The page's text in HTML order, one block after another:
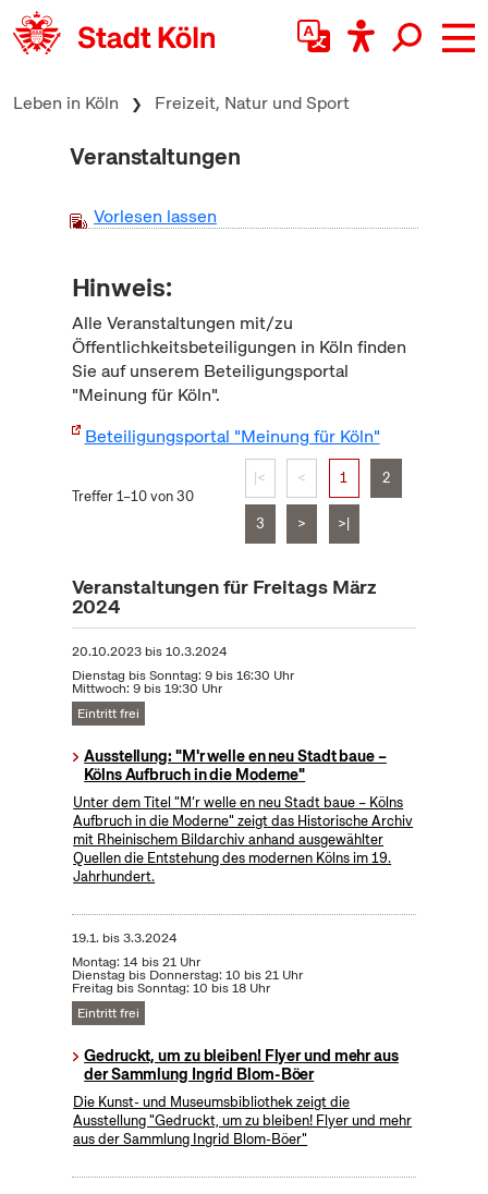
zum Inhalt springen
Leben in Köln Freizeit, Natur und Sport
Veranstaltungen
Vorlesen lassen
Hinweis:
Alle Veranstaltungen mit/zu
Öffentlichkeitsbeteiligungen in Köln finden
Sie auf unserem Beteiligungsportal
"Meinung für Köln".
Beteiligungsportal "Meinung für Köln"
Treffer 1–10 von 30
|< < 1 2
3 > >|
Veranstaltungen für Freitags März
2024
20.10.2023bis10.3.2024
Dienstag bis Sonntag: 9 bis 16:30 Uhr
Mittwoch: 9 bis 19:30 Uhr
Eintritt frei
Ausstellung: "M'r welle en neu Stadt baue –
Kölns Aufbruch in die Moderne"
Unter dem Titel "M’r welle en neu Stadt baue – Kölns
Aufbruch in die Moderne" zeigt das Historische Archiv
mit Rheinischem Bildarchiv anhand ausgewählter
Quellen die Entstehung des modernen Kölns im 19.
Jahrhundert.
19.1. bis3.3.2024
Montag: 14 bis 21 Uhr
Dienstag bis Donnerstag: 10 bis 21 Uhr
Freitag bis Sonntag: 10 bis 18 Uhr
Eintritt frei
Gedruckt, um zu bleiben! Flyer und mehr aus
der Sammlung Ingrid Blom-Böer
Die Kunst- und Museumsbibliothek zeigt die
Ausstellung "Gedruckt, um zu bleiben! Flyer und mehr
aus der Sammlung Ingrid Blom-Böer"